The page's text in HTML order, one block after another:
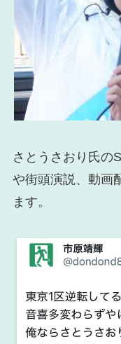
さとうさおり氏の
や街頭演説、動画
ます。